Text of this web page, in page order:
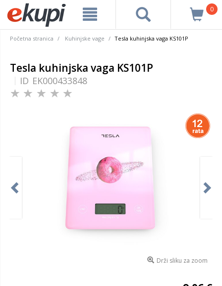
0
Početna stranica Kuhinjske vage Tesla kuhinjska vaga KS101P
Tesla kuhinjska vaga KS101P
ID EK000433848
Drži sliku za zoom